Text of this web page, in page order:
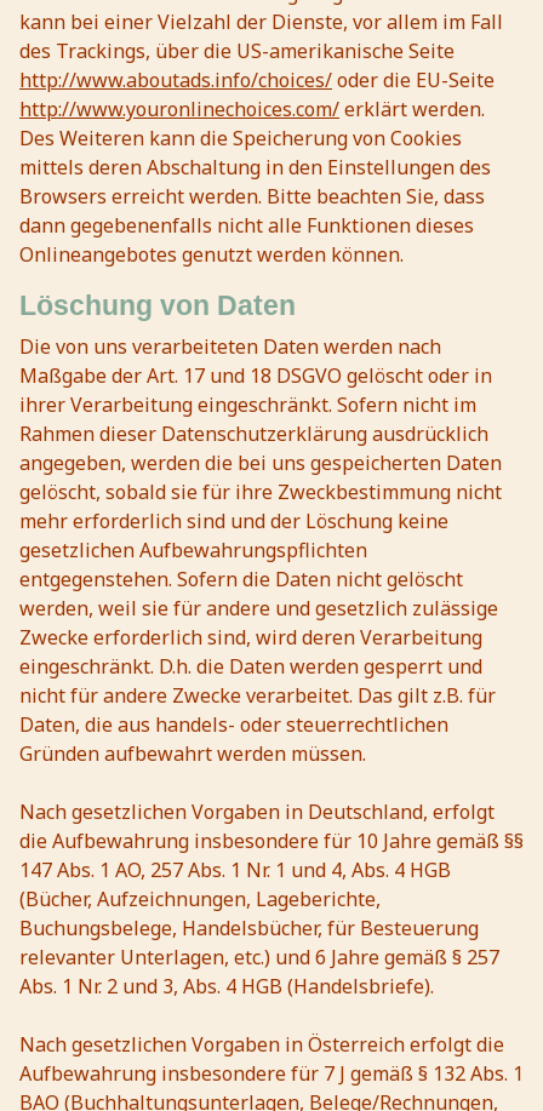
kann bei einer Vielzahl der Dienste, vor allem im Fall
des Trackings, über die US-amerikanische Seite
http://www.aboutads.info/choices/oder die EU-Seite
http://www.youronlinechoices.com/erklärt werden.
Des Weiteren kann die Speicherung von Cookies
mittels deren Abschaltung in den Einstellungen des
Browsers erreicht werden. Bitte beachten Sie, dass
dann gegebenenfalls nicht alle Funktionen dieses
Onlineangebotes genutzt werden können.
Löschung von Daten
Die von uns verarbeiteten Daten werden nach
Maßgabe der Art. 17 und 18 DSGVO gelöscht oder in
ihrer Verarbeitung eingeschränkt. Sofern nicht im
Rahmen dieser Datenschutzerklärung ausdrücklich
angegeben, werden die bei uns gespeicherten Daten
gelöscht, sobald sie für ihre Zweckbestimmung nicht
mehr erforderlich sind und der Löschung keine
gesetzlichen Aufbewahrungspflichten
entgegenstehen. Sofern die Daten nicht gelöscht
werden, weil sie für andere und gesetzlich zulässige
Zwecke erforderlich sind, wird deren Verarbeitung
eingeschränkt. D.h. die Daten werden gesperrt und
nicht für andere Zwecke verarbeitet. Das gilt z.B. für
Daten, die aus handels- oder steuerrechtlichen
Gründen aufbewahrt werden müssen.
Nach gesetzlichen Vorgaben in Deutschland, erfolgt
die Aufbewahrung insbesondere für 10 Jahre gemäß §§
147 Abs. 1 AO, 257 Abs. 1 Nr. 1 und 4, Abs. 4 HGB
(Bücher, Aufzeichnungen, Lageberichte,
Buchungsbelege, Handelsbücher, für Besteuerung
relevanter Unterlagen, etc.) und 6 Jahre gemäß § 257
Abs. 1 Nr. 2 und 3, Abs. 4 HGB (Handelsbriefe).
Nach gesetzlichen Vorgaben in Österreich erfolgt die
Aufbewahrung insbesondere für 7 J gemäß § 132 Abs. 1
BAO (Buchhaltungsunterlagen, Belege/Rechnungen,